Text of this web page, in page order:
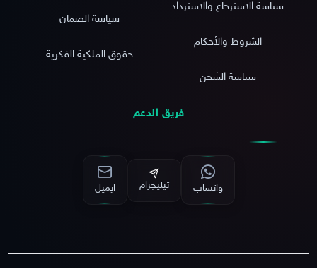
سياسة الاسترجاع والاسترداد
الشروط والأحكام
سياسة الشحن
سياسة الضمان
حقوق الملكية الفكرية
فريق الدعم
واتساب تيليجرام ايميل